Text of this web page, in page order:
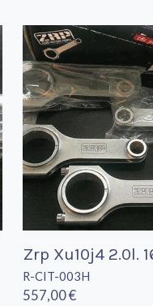
Zrp Xu10j4 2.0l.
R-CIT-003H
557,00 €